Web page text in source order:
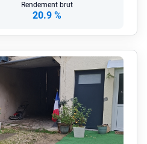
Rendement brut
20.9 %